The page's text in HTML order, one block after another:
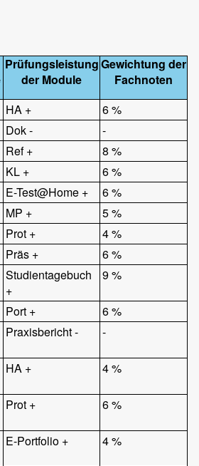
Prüfungsleistung
der Module
Gewichtung der
Fachnoten
HA +
6 %
Dok -
-
Ref +
8 %
KL +
6 %
E-Test@Home +
6 %
MP +
5 %
Prot +
4 %
Präs +
6 %
Studientagebuch
+
9 %
Port +
6 %
Praxisbericht - -
HA + 4 %
Prot + 6 %
E-Portfolio + 4 %